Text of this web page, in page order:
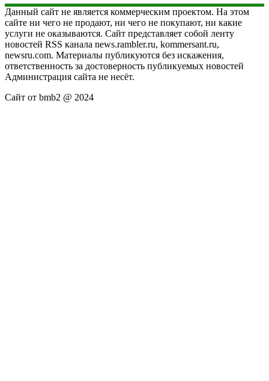
Данный сайт не является коммерческим проектом. На этом
сайте ни чего не продают, ни чего не покупают, ни какие
услуги не оказываются. Сайт представляет собой ленту
новостей RSS канала news.rambler.ru, kommersant.ru,
newsru.com. Материалы публикуются без искажения,
ответственность за достоверность публикуемых новостей
Администрация сайта не несёт.
Сайт от bmb2 @ 2024